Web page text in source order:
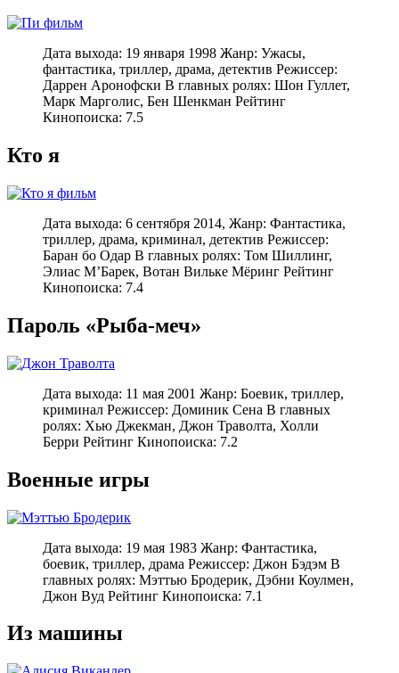
Дата выхода: 19 января 1998 Жанр: Ужасы,
фантастика, триллер, драма, детектив Режиссер:
Даррен Аронофски В главных ролях: Шон Гуллет,
Марк Марголис, Бен Шенкман Рейтинг
Кинопоиска: 7.5
Кто я
Дата выхода: 6 сентября 2014, Жанр: Фантастика,
триллер, драма, криминал, детектив Режиссер:
Баран бо Одар В главных ролях: Том Шиллинг,
Элиас М’Барек, Вотан Вильке Мёринг Рейтинг
Кинопоиска: 7.4
Пароль «Рыба-меч»
Дата выхода: 11 мая 2001 Жанр: Боевик, триллер,
криминал Режиссер: Доминик Сена В главных
ролях: Хью Джекман, Джон Траволта, Холли
Берри Рейтинг Кинопоиска: 7.2
Военные игры
Дата выхода: 19 мая 1983 Жанр: Фантастика,
боевик, триллер, драма Режиссер: Джон Бэдэм В
главных ролях: Мэттью Бродерик, Дэбни Коулмен,
Джон Вуд Рейтинг Кинопоиска: 7.1
Из машины